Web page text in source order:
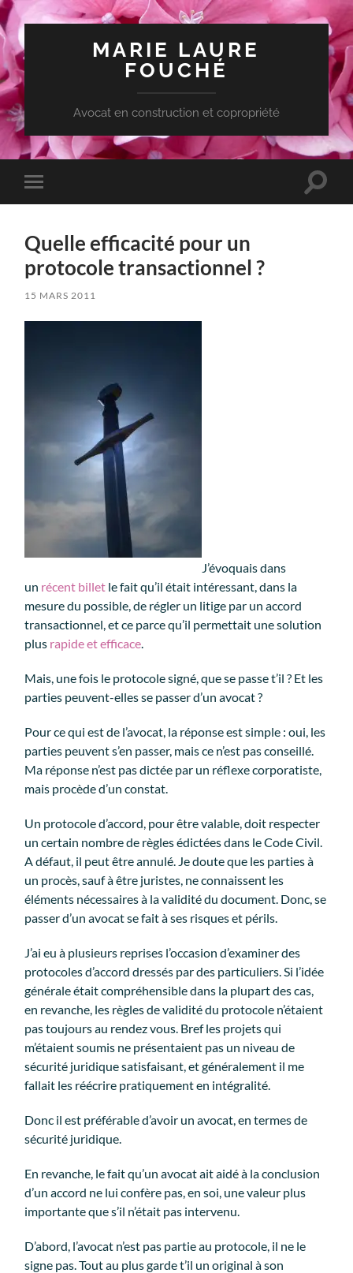
MARIE LAURE
FOUCHÉ
Avocat en construction et copropriété
Toggle
mobile
Toggle
Quelle efficacité pour un
protocole transactionnel ?
15 MARS 2011
J’évoquais dans
un récent billet le fait qu’il était intéressant, dans la
mesure du possible, de régler un litige par un accord
transactionnel, et ce parce qu’il permettait une solution
plus rapide et efficace
Mais, une fois le protocole signé, que se passe t’il ? Et les
parties peuvent-elles se passer d’un avocat ?
Pour ce qui est de l’avocat, la réponse est simple : oui, les
parties peuvent s’en passer, mais ce n’est pas conseillé.
Ma réponse n’est pas dictée par un réflexe corporatiste,
mais procède d’un constat.
Un protocole d’accord, pour être valable, doit respecter
un certain nombre de règles édictées dans le Code Civil.
A défaut, il peut être annulé. Je doute que les parties à
un procès, sauf à être juristes, ne connaissent les
éléments nécessaires à la validité du document. Donc, se
passer d’un avocat se fait à ses risques et périls.
J’ai eu à plusieurs reprises l’occasion d’examiner des
protocoles d’accord dressés par des particuliers. Si l’idée
générale était compréhensible dans la plupart des cas,
en revanche, les règles de validité du protocole n’étaient
pas toujours au rendez vous. Bref les projets qui
m’étaient soumis ne présentaient pas un niveau de
sécurité juridique satisfaisant, et généralement il me
fallait les réécrire pratiquement en intégralité.
Donc il est préférable d’avoir un avocat, en termes de
sécurité juridique.
En revanche, le fait qu’un avocat ait aidé à la conclusion
d’un accord ne lui confère pas, en soi, une valeur plus
importante que s’il n’était pas intervenu.
D’abord, l’avocat n’est pas partie au protocole, il ne le
signe pas. Tout au plus garde t’il un original à son